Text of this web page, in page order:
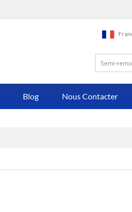
Blog Nous Contacter